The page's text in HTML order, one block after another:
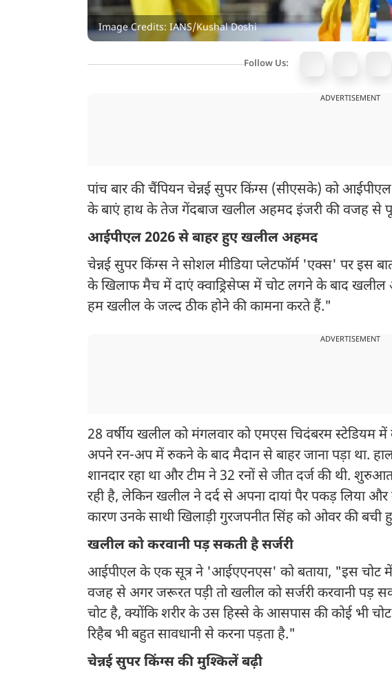
Image Credits: IANS/Kushal Doshi
Follow Us:
ADVERTISEMENT
पांच बार की चैंपियन चेन्नई सुपर किंग्स (सीएसके) को
के बाएं हाथ के तेज गेंदबाज खलील अहमद इंजरी की वजह से पूरे
आईपीएल 2026 से बाहर हुए खलील अहमद
चेन्नई सुपर किंग्स ने सोशल मीडिया प्लेटफॉर्म 'एक्स' पर इस
के खिलाफ मैच में दाएं क्वाड्रिसेप्स में चोट लगने के बाद
हम खलील के जल्द ठीक होने की कामना करते हैं."
ADVERTISEMENT
28 वर्षीय खलील को मंगलवार को एमएस चिदंबरम स्टेडियम में
अपने रन-अप में रुकने के बाद मैदान से बाहर जाना पड़ा था.
शानदार रहा था और टीम ने 32 रनों से जीत दर्ज की थी.
रही है, लेकिन खलील ने दर्द से अपना दायां पैर पकड़ लिया
कारण उनके साथी खिलाड़ी गुरजपनीत सिंह को ओवर की बची
खलील को करवानी पड़ सकती है सर्जरी
आईपीएल के एक सूत्र ने 'आईएएनएस' को बताया, "इस चोट में
वजह से अगर जरूरत पड़ी तो खलील को सर्जरी करवानी पड़
चोट है, क्योंकि शरीर के उस हिस्से के आसपास की कोई भी
रिहैब भी बहुत सावधानी से करना पड़ता है."
चेन्नई सुपर किंग्स की मुश्किलें बढ़ी